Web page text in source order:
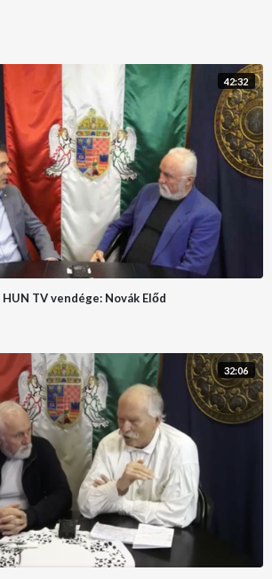
42:32
TV vendége: Novák Előd
32:06